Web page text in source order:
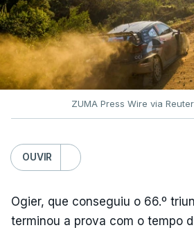
ZUMA Press Wire via
OUVIR
Ogier, que conseguiu o 66.º
terminou a prova com o tempo